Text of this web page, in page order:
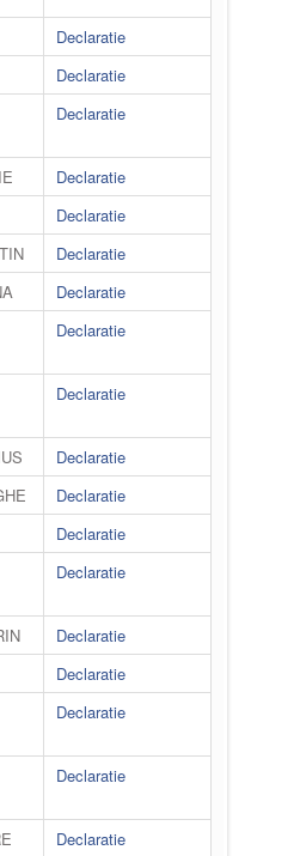
Declaratie
Declaratie
Declaratie
Declaratie
Declaratie
Declaratie
Declaratie
Declaratie
Declaratie
Declaratie
Declaratie
Declaratie
Declaratie
Declaratie
Declaratie
Declaratie
Declaratie
Declaratie